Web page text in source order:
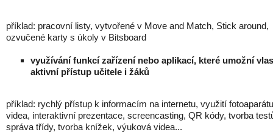
příklad: pracovní listy, vytvořené v Move and Match, Stick around,
ozvučené karty s úkoly v Bitsboard
využívání funkcí zařízení nebo aplikací, které umožní
aktivní přístup učitele i žáků
příklad: rychlý přístup k informacím na internetu, využití
videa, interaktivní prezentace, screencasting, QR kódy, tvorba
správa třídy, tvorba knížek, výuková videa...